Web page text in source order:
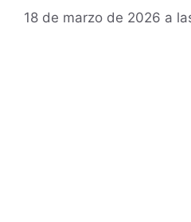
18 de marzo de 2026 a